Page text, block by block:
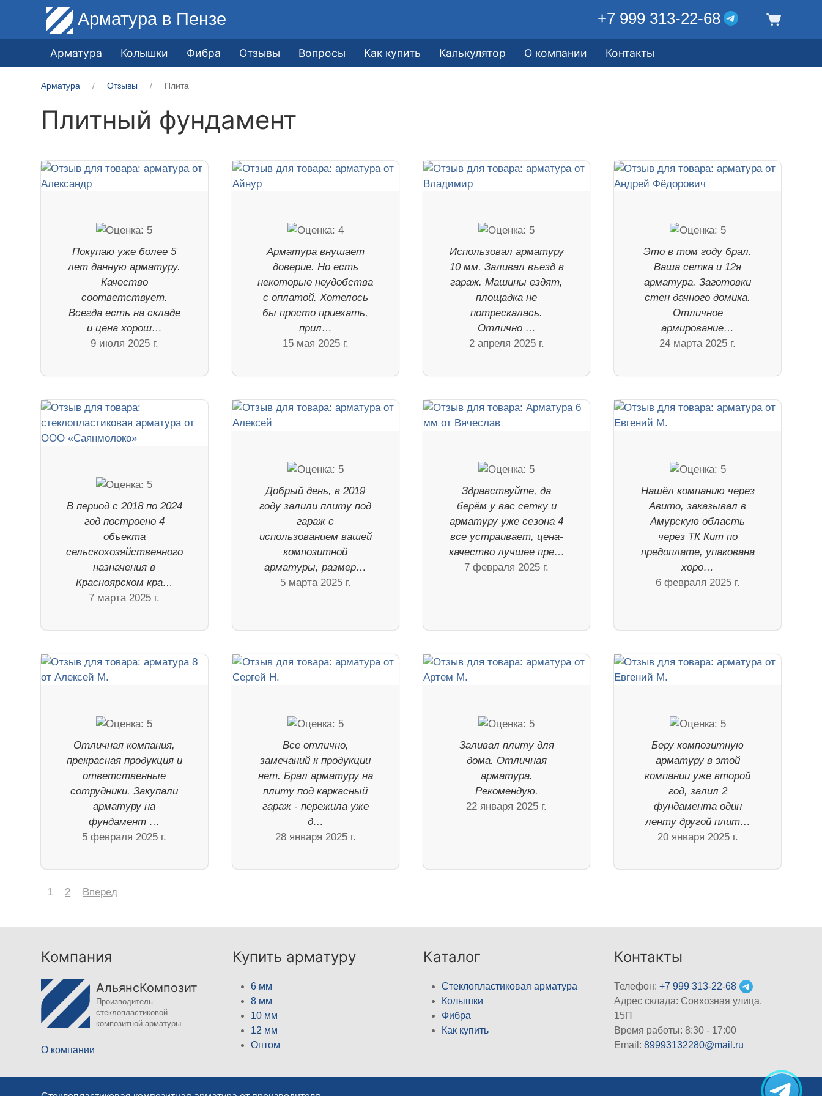
Арматура в Пензе +7 999 313-22-68
Арматура Колышки Фибра Отзывы Вопросы Как купить Калькулятор О компании Контакты
Арматура Отзывы Плита
Плитный фундамент
Покупаю уже более 5
лет данную арматуру.
Качество
соответствует.
Всегда есть на складе
и цена хорош…
9 июля 2025 г.
Арматура внушает
доверие. Но есть
некоторые неудобства
с оплатой. Хотелось
бы просто приехать,
прил…
15 мая 2025 г.
Использовал арматуру
10 мм. Заливал въезд в
гараж. Машины ездят,
площадка не
потрескалась.
Отлично …
2 апреля 2025 г.
Это в том году брал.
Ваша сетка и 12я
арматура. Заготовки
стен дачного домика.
Отличное
армирование…
24 марта 2025 г.
В период с 2018 по 2024
год построено 4
объекта
сельскохозяйственного
назначения в
Красноярском кра…
7 марта 2025 г.
Добрый день, в 2019
году залили плиту под
гараж с
использованием вашей
композитной
арматуры, размер…
5 марта 2025 г.
Здравствуйте, да
берём у вас сетку и
арматуру уже сезона 4
все устраивает, цена-
качество лучшее пре…
7 февраля 2025 г.
Нашёл компанию через
Авито, заказывал в
Амурскую область
через ТК Кит по
предоплате, упакована
хоро…
6 февраля 2025 г.
Отличная компания,
прекрасная продукция и
ответственные
сотрудники. Закупали
арматуру на
фундамент …
5 февраля 2025 г.
Все отлично,
замечаний к продукции
нет. Брал арматуру на
плиту под каркасный
гараж - пережила уже
д…
28 января 2025 г.
Заливал плиту для
дома. Отличная
арматура.
Рекомендую.
22 января 2025 г.
Беру композитную
арматуру в этой
компании уже второй
год, залил 2
фундамента один
ленту другой плит…
20 января 2025 г.
1 2 Вперед
Компания
АльянсКомпозит
Производитель
стеклопластиковой
композитной арматуры
О компании
Купить арматуру
6 мм
8 мм
10 мм
12 мм
Оптом
Каталог
Стеклопластиковая арматура
Колышки
Фибра
Как купить
Контакты
Телефон:+7 999 313-22-68
Адрес склада: Совхозная улица,
15П
Время работы: 8:30 - 17:00
Email:89993132280@mail.ru